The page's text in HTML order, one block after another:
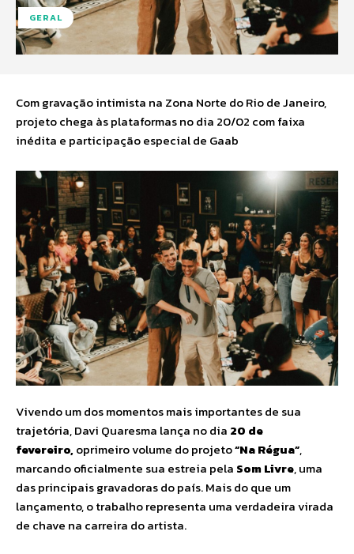
GERAL
Com gravação intimista na Zona Norte do Rio de Janeiro,
projeto chega às plataformas no dia 20/02 com faixa
inédita e participação especial de Gaab
Vivendo um dos momentos mais importantes de sua
trajetória, Davi Quaresma lança no dia 20 de
fevereiro,oprimeiro volume do projeto“Na Régua”,
marcando oficialmente sua estreia pela Som Livre, uma
das principais gravadoras do país. Mais do que um
lançamento, o trabalho representa uma verdadeira virada
de chave na carreira do artista.